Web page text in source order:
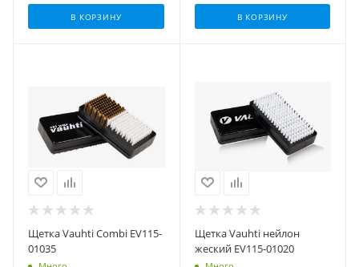
В КОРЗИНУ В КОРЗИНУ
Щетка Vauhti Сombi EV115-
01035
Щетка Vauhti нейлон
жеский EV115-01020